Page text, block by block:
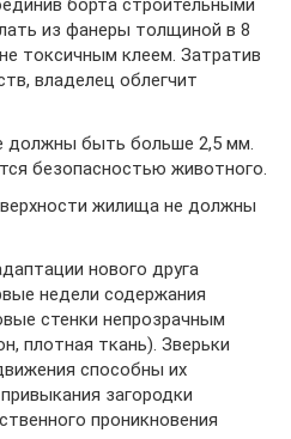
борта строительными
из фанеры толщиной в 8
токсичным клеем. Затратив
владелец облегчит
должны быть больше 2,5 мм.
безопасностью животного.
жилища не должны
нового друга
недели содержания
стенки непрозрачным
плотная ткань). Зверьки
способны их
загородки
проникновения